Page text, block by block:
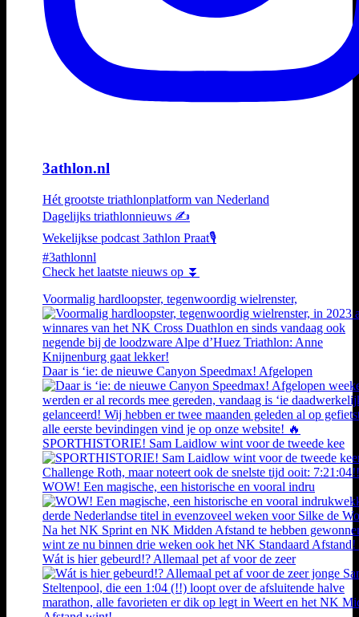
3athlon.nl
Hét grootste triathlonplatform van Nederland
Dagelijks triathlonnieuws ✍️
Wekelijkse podcast 3athlon Praat🎙️
#3athlonnl
Check het laatste nieuws op ⏬
Voormalig hardloopster, tegenwoordig wielrenster,
Daar is ‘ie: de nieuwe Canyon Speedmax! Afgelopen
SPORTHISTORIE! Sam Laidlow wint voor de tweede kee
WOW! Een magische, een historische en vooral indru
Wát is hier gebeurd!? Allemaal pet af voor de zeer